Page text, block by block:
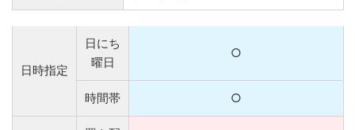
日時指定
日にち
曜日
○
時間帯 ○